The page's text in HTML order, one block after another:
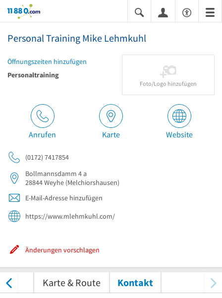
11880.com
Personal Training Mike Lehmkuhl
Öffnungszeiten hinzufügen
Personaltraining
Foto/Logo hinzufügen
Anrufen Karte Website
(0172) 7417854
Bollmannsdamm 4 a
28844Weyhe (Melchiorshausen)
E-Mail-Adresse hinzufügen
https://www.mlehmkuhl.com/
Änderungen vorschlagen
Karte & Route Kontakt